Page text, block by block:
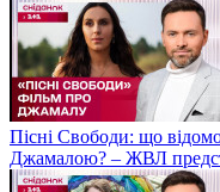
Пісні Свободи: що
Джамалою? – ЖВЛ